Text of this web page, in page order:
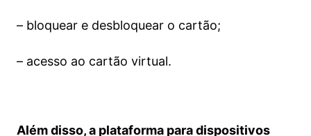
– bloquear e desbloquear o cartão;
– acesso ao cartão virtual.
Além disso, a plataforma para dispositivos